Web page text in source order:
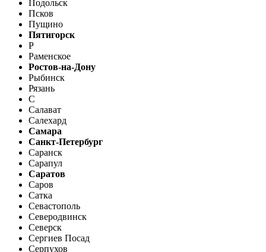
Подольск
Псков
Пущино
Пятигорск
Р
Раменское
Ростов-на-Дону
Рыбинск
Рязань
С
Салават
Салехард
Самара
Санкт-Петербург
Саранск
Сарапул
Саратов
Саров
Сатка
Севастополь
Северодвинск
Северск
Сергиев Посад
Серпухов